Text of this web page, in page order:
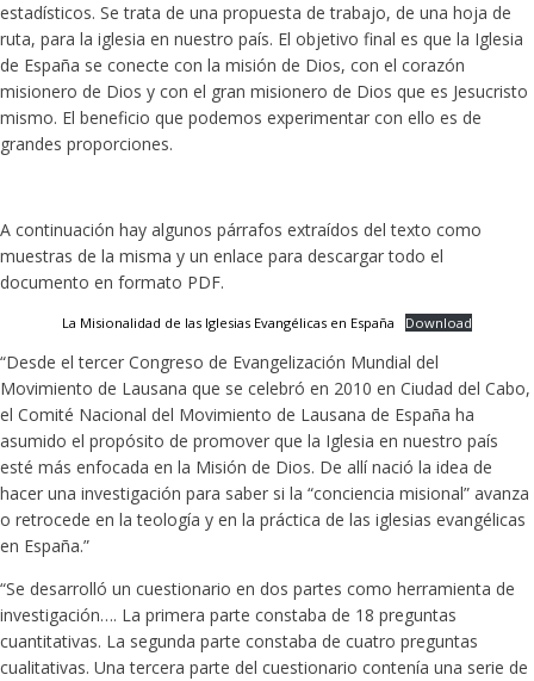
estadísticos. Se trata de una propuesta de trabajo, de una hoja de
ruta, para la iglesia en nuestro país. El objetivo final es que la Iglesia
de España se conecte con la misión de Dios, con el corazón
misionero de Dios y con el gran misionero de Dios que es Jesucristo
mismo. El beneficio que podemos experimentar con ello es de
grandes proporciones.
A continuación hay algunos párrafos extraídos del texto como
muestras de la misma y un enlace para descargar todo el
documento en formato PDF.
La Misionalidad de las Iglesias Evangélicas en España Download
“Desde el tercer Congreso de Evangelización Mundial del
Movimiento de Lausana que se celebró en 2010 en Ciudad del Cabo,
el Comité Nacional del Movimiento de Lausana de España ha
asumido el propósito de promover que la Iglesia en nuestro país
esté más enfocada en la Misión de Dios. De allí nació la idea de
hacer una investigación para saber si la “conciencia misional” avanza
o retrocede en la teología y en la práctica de las iglesias evangélicas
en España.”
“Se desarrolló un cuestionario en dos partes como herramienta de
investigación…. La primera parte constaba de 18 preguntas
cuantitativas. La segunda parte constaba de cuatro preguntas
cualitativas. Una tercera parte del cuestionario contenía una serie de